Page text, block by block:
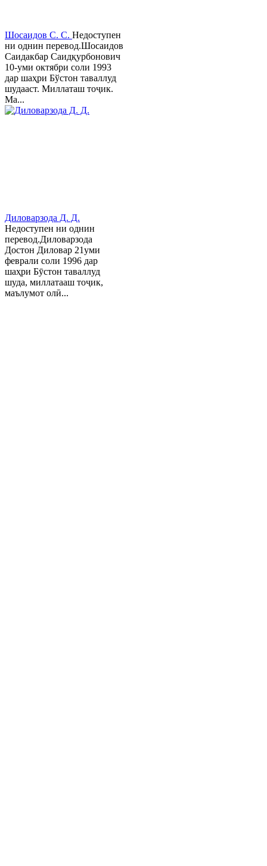
Шосаидов С. С. Недоступен
ни однин перевод.Шосаидов
Саидакбар Саидқурбонович
10-уми октябри соли 1993
дар шаҳри Бўстон таваллуд
шудааст. Миллаташ тоҷик.
Ма...
Диловарзода Д. Д.
Недоступен ни однин
перевод.Диловарзода
Достон Диловар 21уми
феврали соли 1996 дар
шаҳри Бӯстон таваллуд
шуда, миллатааш тоҷик,
маълумот олӣ...